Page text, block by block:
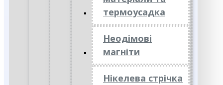
термоусадка
Неодімові
магніти
Нікелева стрічка